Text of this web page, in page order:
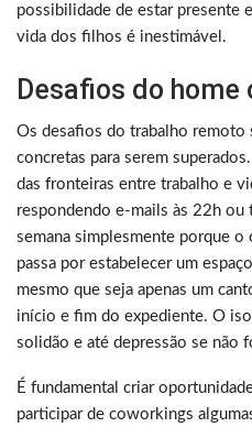
possibilidade de estar presente
vida dos filhos é inestimável.
Desafios do home
Os desafios do trabalho remoto
concretas para serem
das fronteiras entre trabalho e
respondendo e-mails às 22h ou
semana simplesmente porque o
passa por estabelecer um
mesmo que seja apenas um
início e fim do expediente. O
solidão e até depressão se não
É fundamental criar
participar de coworkings